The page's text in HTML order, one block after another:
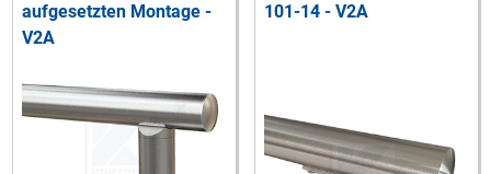
aufgesetzten Montage -
V2A
101-14 - V2A